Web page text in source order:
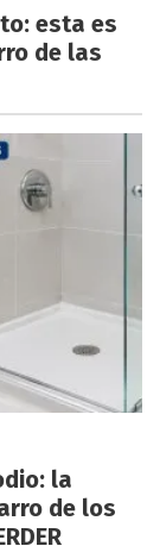
esta es
de las
la
de los